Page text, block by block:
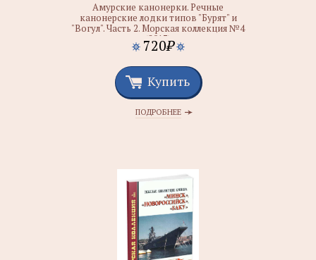
Амурские канонерки. Речные
канонерские лодки типов "Бурят" и
"Вогул". Часть 2. Морская коллекция №4
(2017)
720₽
Купить
ПОДРОБНЕЕ